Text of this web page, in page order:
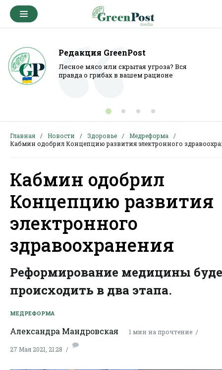
Редакция GreenPost
Лесное мясо или скрытая угроза? Вся
правда о грибах в вашем рационе
Главная Новости Здоровье
Медреформа
Кабмин одобрил Концепцию развития электронного
Кабмин одобрил
Концепцию развития
электронного
здравоохранения
Реформирование медицины
происходить в два этапа.
МЕДРЕФОРМА
Александра Мандровская 1 мин на прочтение
27 Мая 2021, 21:28